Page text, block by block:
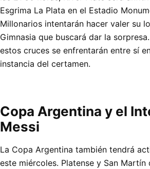
Esgrima La Plata en el Estadio
Millonarios intentarán hacer valer su
Gimnasia que buscará dar la
estos cruces se enfrentarán entre sí
instancia del certamen.
Copa Argentina y el
Messi
La Copa Argentina también tendrá
este miércoles. Platense y San Martín